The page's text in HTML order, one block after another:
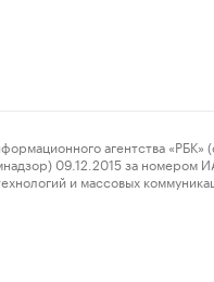
агентства «РБК»
09.12.2015 за
и массовых